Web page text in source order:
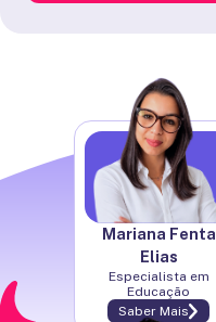
Mariana Fenta
Elias
Especialista em
Educação
Saber Mais